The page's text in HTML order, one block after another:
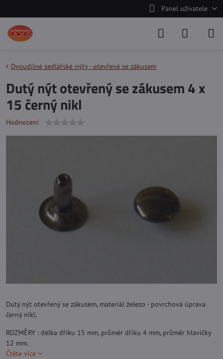
Panel uživatele
Dvoudílné sedlářské nýty - otevřené se zákusem
Dutý nýt otevřený se zákusem 4 x
15 černý nikl
Hodnocení
Dutý nýt otevřený se zákusem, materiál železo - povrchová úprava
černý nikl.
ROZMĚRY : délka dříku 15 mm, průměr dříku 4 mm, průměr hlavičky
12 mm.
Čtěte více